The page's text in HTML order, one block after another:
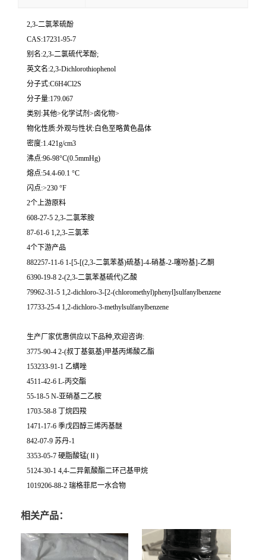
2,3-二氯苯硫酚
CAS:17231-95-7
别名:2,3-二氯硫代苯酚;
英文名:2,3-Dichlorothiophenol
分子式:C6H4Cl2S
分子量:179.067
类别:其他>化学试剂>卤化物>
物化性质:外观与性状:白色至略黄色晶体
密度:1.421g/cm3
沸点:96-98°C(0.5mmHg)
熔点:54.4-60.1 °C
闪点:>230 °F
2个上游原料
608-27-5 2,3-二氯苯胺
87-61-6 1,2,3-三氯苯
4个下游产品
882257-11-6 1-[5-[(2,3-二氯苯基)硫基]-4-硝基-2-噻吩基]-乙酮
6390-19-8 2-(2,3-二氯苯基硫代)乙酸
79962-31-5 1,2-dichloro-3-[2-(chloromethyl)phenyl]sulfanylbenzene
17733-25-4 1,2-dichloro-3-methylsulfanylbenzene
生产厂家优惠供应以下品种,欢迎咨询:
3775-90-4 2-(叔丁基氨基)甲基丙烯酸乙酯
153233-91-1 乙螨唑
4511-42-6 L-丙交酯
55-18-5 N-亚硝基二乙胺
1703-58-8 丁烷四羧
1471-17-6 季戊四醇三烯丙基醚
842-07-9 苏丹-1
3353-05-7 硬脂酸锰(Ⅱ)
5124-30-1 4,4-二异氰酸酯二环己基甲烷
1019206-88-2 瑞格菲尼一水合物
相关产品：